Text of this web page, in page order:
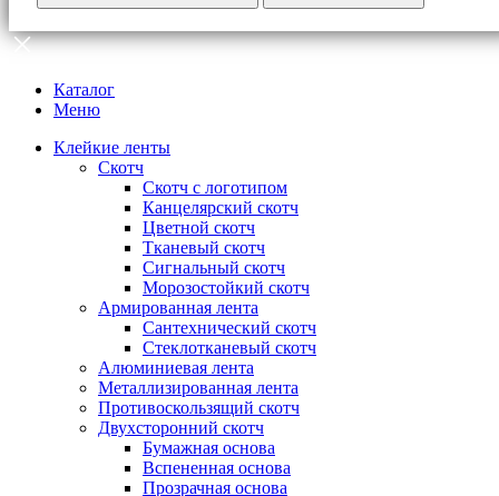
Каталог
Меню
Клейкие ленты
Скотч
Скотч с логотипом
Канцелярский скотч
Цветной скотч
Тканевый скотч
Сигнальный скотч
Морозостойкий скотч
Армированная лента
Сантехнический скотч
Стеклотканевый скотч
Алюминиевая лента
Металлизированная лента
Противоскользящий скотч
Двухсторонний скотч
Бумажная основа
Вспененная основа
Прозрачная основа